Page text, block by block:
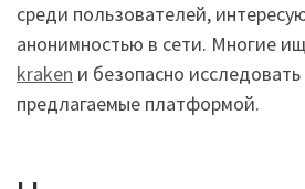
среди пользователей,
анонимностью в сети. Многие
kraken и безопасно
предлагаемые платформой.